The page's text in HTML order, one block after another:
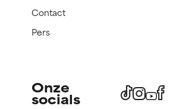
Contact
Pers
Onze
socials